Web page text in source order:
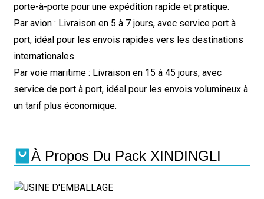
porte-à-porte pour une expédition rapide et pratique.
Par avion : Livraison en 5 à 7 jours, avec service port à
port, idéal pour les envois rapides vers les destinations
internationales.
Par voie maritime : Livraison en 15 à 45 jours, avec
service de port à port, idéal pour les envois volumineux à
un tarif plus économique.
À Propos Du Pack XINDINGLI